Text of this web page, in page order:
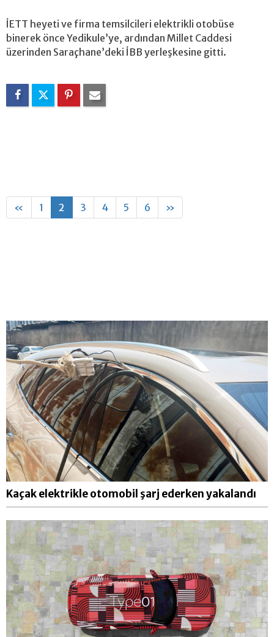
İETT heyeti ve firma temsilcileri elektrikli otobüse
binerek önce Yedikule’ye, ardından Millet Caddesi
üzerinden Saraçhane’deki İBB yerleşkesine gitti.
« 1 2 3 4 5 6 »
Kaçak elektrikle otomobil şarj ederken yakalandı